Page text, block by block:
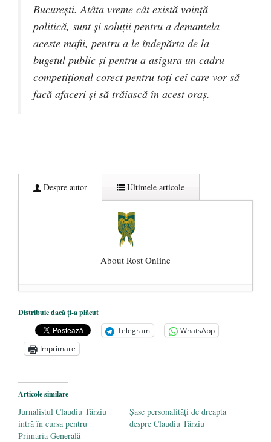
București. Atâta vreme cât există voință
politică, sunt și soluții pentru a demantela
aceste mafii, pentru a le îndepărta de la
bugetul public și pentru a asigura un cadru
competițional corect pentru toți cei care vor să
facă afaceri și să trăiască în acest oraș.
Despre autor Ultimele articole
About Rost Online
Dezvăluiri cutremurătoare despre
președintele Ucrainei, Volodymyr
Zelensky
- 13 mai 2026
Statul care servește Națiunea
Legea Vexler produce efecte. Bustul
poetului Octavian Goga, înlăturat din Iași
- 16 aprilie 2026
Distribuie dacă ți-a plăcut
Telegram
WhatsApp
Imprimare
Articole similare
Jurnalistul Claudiu Târziu
intră în cursa pentru
Primăria Generală
Șase personalități de dreapta
despre Claudiu Târziu